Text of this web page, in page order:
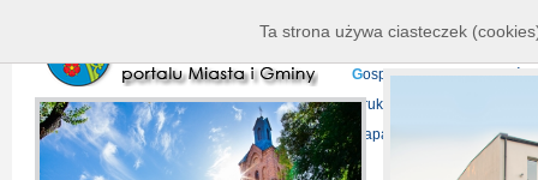
P
rojekty europejskie
Gospodarka
D ruki do pobrania
Mapa serwisu
Ta strona używa ciasteczek